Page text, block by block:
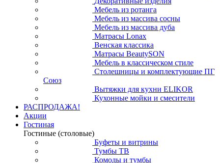
Мебель из ротанга
Мебель из массива сосны
Мебель из массива дуба
Матрасы Lonax
Венская классика
Матрасы BeautySON
Мебель в классическом стиле
Столешницы и комплектующие ПГ
Союз
Вытяжки для кухни ELIKOR
Кухонные мойки и смесители
РАСПРОДАЖА!
Акции
Гостиная
Гостиные (столовые)
Буфеты и витрины
Тумбы ТВ
Комоды и тумбы